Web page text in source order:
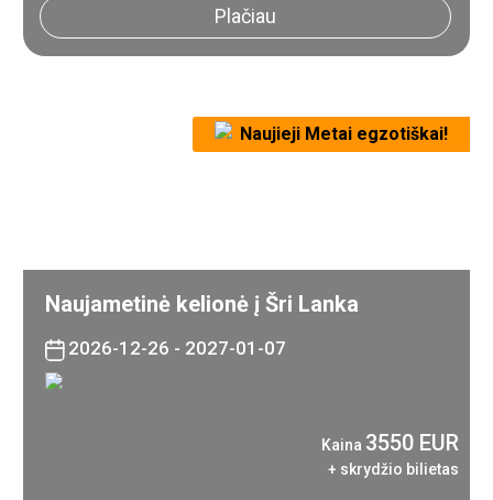
Plačiau
Naujieji Metai egzotiškai!
Naujametinė kelionė į Šri Lanka
2026-12-26 - 2027-01-07
Kaina 3550 EUR
+ skrydžio bilietas